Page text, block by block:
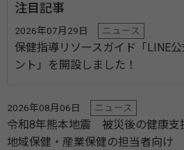
注目記事
2026年07月29日 ニュース
保健指導リソースガイド「LINE
ント」を開設しました！
2026年08月06日 ニュース
令和8年熊本地震 被災後の健康
地域保健・産業保健の担当者向け